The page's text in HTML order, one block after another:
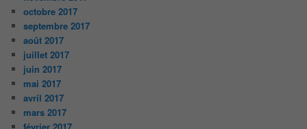
octobre 2017
septembre 2017
août 2017
juillet 2017
juin 2017
mai 2017
avril 2017
mars 2017
février 2017